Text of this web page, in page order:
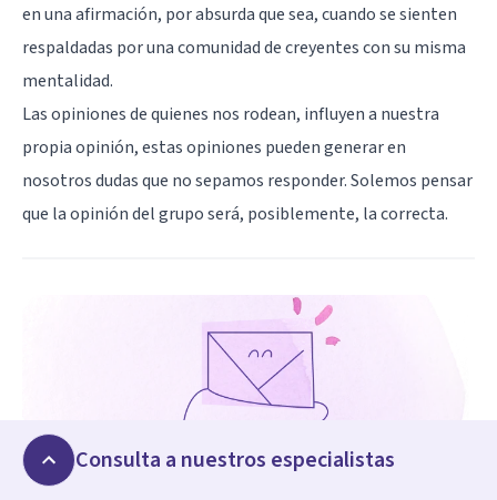
en una afirmación, por absurda que sea, cuando se sienten
respaldadas por una comunidad de creyentes con su misma
mentalidad.
Las opiniones de quienes nos rodean, influyen a nuestra
propia opinión, estas opiniones pueden generar en
nosotros dudas que no sepamos responder. Solemos pensar
que la opinión del grupo será, posiblemente, la correcta.
Consulta a nuestros especialistas